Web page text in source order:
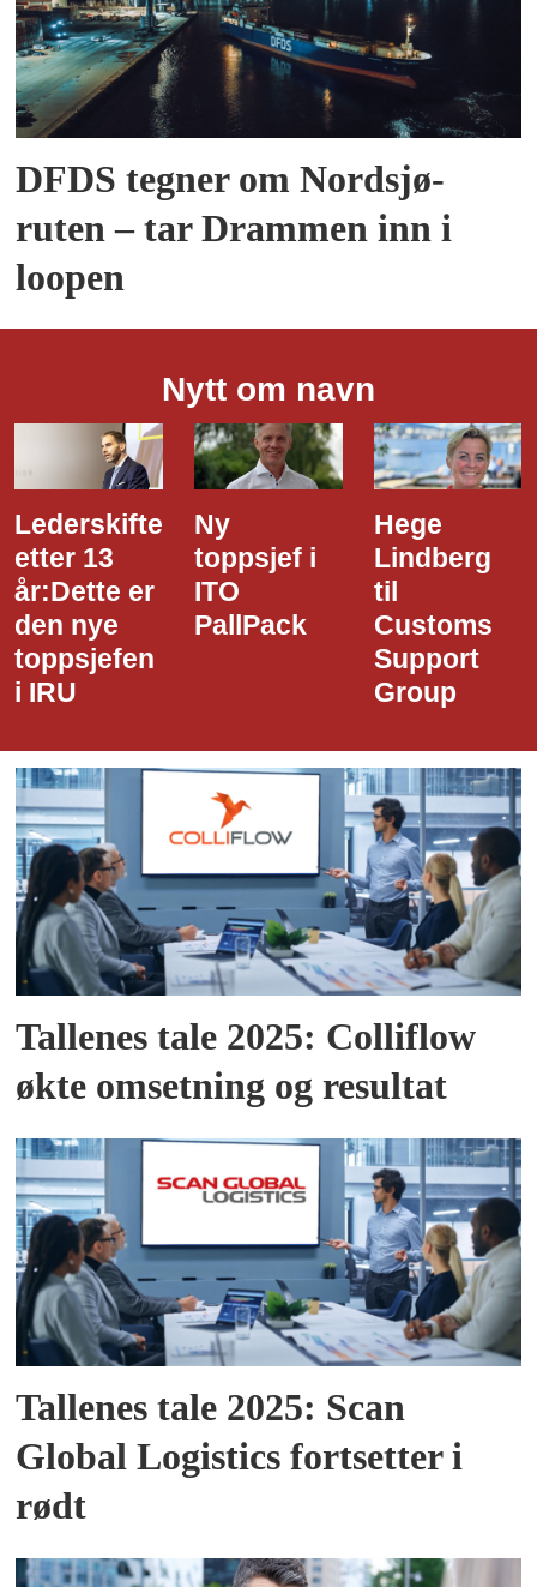
DFDS tegner om Nordsjø-
ruten – tar Drammen inn i
loopen
Nytt om navn
Ny
toppsjef i
ITO
PallPack
Hege
Lindberg
til
Customs
Dette er
den nye
i Narvik
Havn
Tallenes tale 2025: Colliflow
økte omsetning og resultat
Tallenes tale 2025: Scan
Global Logistics fortsetter i
rødt